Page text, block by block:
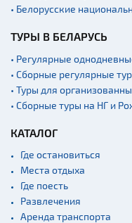
• Белорусские
ТУРЫ В БЕЛАРУСЬ
• Регулярные
• Сборные регулярные
• Туры для
• Сборные туры на НГ и
КАТАЛОГ
Где остановиться
Места отдыха
Где поесть
Развлечения
Аренда транспорта